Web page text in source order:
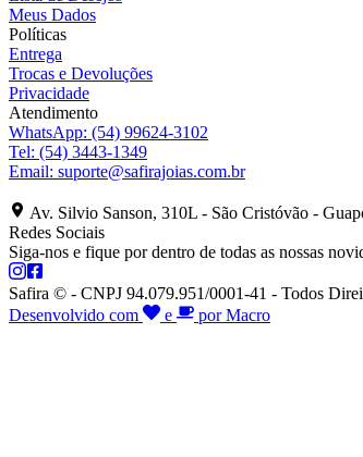
Meus Dados
Políticas
Entrega
Trocas e Devoluções
Privacidade
Atendimento
WhatsApp: (54) 99624-3102
Tel: (54) 3443-1349
Email: suporte@safirajoias.com.br
Av. Silvio Sanson, 310L - São Cristóvão -
Redes Sociais
Siga-nos e fique por dentro de todas as nossas
Safira © - CNPJ 94.079.951/0001-41 - Todos
Desenvolvido com
e por Macro